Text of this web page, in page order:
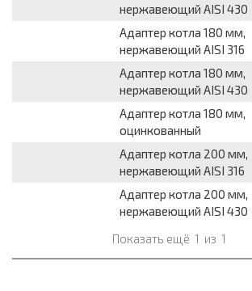
нержавеющий AISI 430
Адаптер котла 180 мм,
нержавеющий AISI 316
Адаптер котла 180 мм,
нержавеющий AISI 430
Адаптер котла 180 мм,
оцинкованный
Адаптер котла 200 мм,
нержавеющий AISI 316
Адаптер котла 200 мм,
нержавеющий AISI 430
Показать ещё 1 из 1